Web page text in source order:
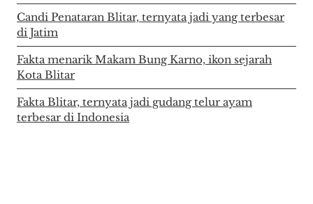
Candi Penataran Blitar, ternyata jadi yang terbesar
di Jatim
Fakta menarik Makam Bung Karno, ikon sejarah
Kota Blitar
Fakta Blitar, ternyata jadi gudang telur ayam
terbesar di Indonesia